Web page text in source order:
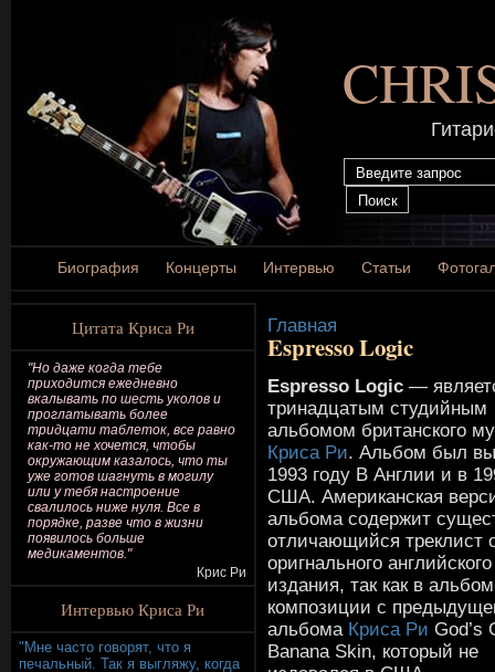
Биография Концерты Интервью Статьи
Цитата Криса Ри
"Но даже когда тебе
приходится ежедневно
вкалывать по шесть уколов и
проглатывать более
тридцати таблеток, все равно
как-то не хочется, чтобы
окружающим казалось, что ты
уже готов шагнуть в могилу
или у тебя настроение
свалилось ниже нуля. Все в
порядке, разве что в жизни
появилось больше
медикаментов."
Крис Ри
Интервью Криса Ри
"Мне часто говорят, что я
печальный. Так я выгляжу, когда
Главная
Espresso Logic
Espresso Logic —
тринадцатым студийным
альбомом британского
Криса Ри. Альбом был
1993 году В Англии и в
США. Американская
альбома содержит
отличающийся треклист
оригнального английского
издания, так как в
композиции с
альбома Криса Ри God’s
Banana Skin, который не